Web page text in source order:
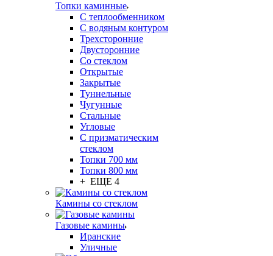
Топки каминные
С теплообменником
С водяным контуром
Трехсторонние
Двусторонние
Со стеклом
Открытые
Закрытые
Туннельные
Чугунные
Стальные
Угловые
С призматическим
стеклом
Топки 700 мм
Топки 800 мм
+ ЕЩЕ 4
Камины со стеклом
Газовые камины
Иранские
Уличные